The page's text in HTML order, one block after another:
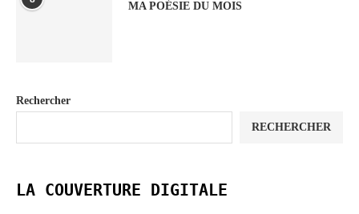
MA POÉSIE DU MOIS
Rechercher
RECHERCHER
LA COUVERTURE DIGITALE